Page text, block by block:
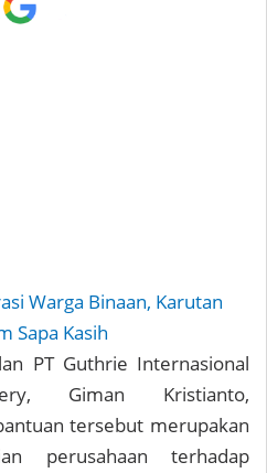
Warga Binaan, Karutan
Sapa Kasih
PT Guthrie Internasional
Giman Kristianto,
tersebut merupakan
perusahaan terhadap